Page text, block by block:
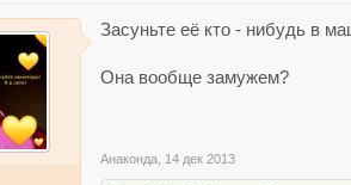
Засуньте её кто - нибудь в
Она вообще замужем?
Анаконда 14 дек 2013